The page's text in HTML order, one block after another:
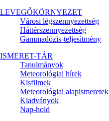
LEVEGŐKÖRNYEZET
Városi légszennyezettség
Háttérszennyezettség
Gammadózis-teljesítmény
ISMERET-TÁR
Tanulmányok
Meteorológiai hírek
Kisfilmek
Meteorológiai alapismeretek
Kiadványok
Nap-hold